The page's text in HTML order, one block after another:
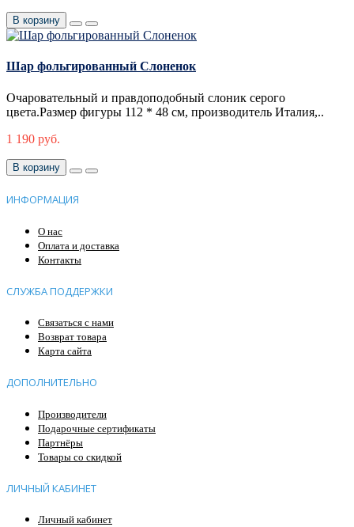
В корзину
Шар фольгированный Слоненок
Очаровательный и правдоподобный слоник серого
цвета.Размер фигуры 112 * 48 см, производитель Италия,..
1 190 руб.
В корзину
ИНФОРМАЦИЯ
О нас
Оплата и доставка
Контакты
СЛУЖБА ПОДДЕРЖКИ
Связаться с нами
Возврат товара
Карта сайта
ДОПОЛНИТЕЛЬНО
Производители
Подарочные сертификаты
Партнёры
Товары со скидкой
ЛИЧНЫЙ КАБИНЕТ
Личный кабинет